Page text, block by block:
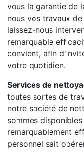
vous la garantie de
nous vos travaux
laissez-nous
remarquable
convient, afin
votre quotidien.
Services de
toutes sortes de
notre société de
sommes
remarquablement
personnel sait